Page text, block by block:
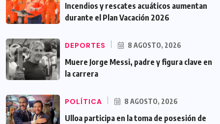
Incendios y rescates acuáticos aumentan
durante el Plan Vacación 2026
DEPORTES 8 AGOSTO, 2026
Muere Jorge Messi, padre y figura clave en
la carrera
POLÍTICA 8 AGOSTO, 2026
Ulloa participa en la toma de posesión de